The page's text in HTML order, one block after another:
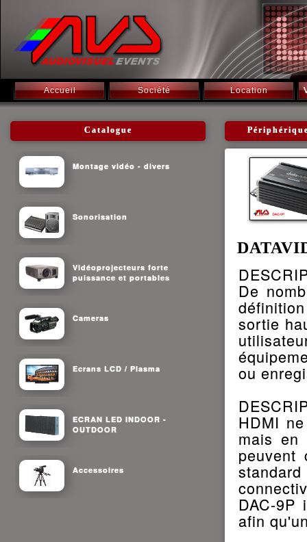
Accueil Société Location
Catalogue
Montage vidéo - divers
Sonorisation
Vidéoprojecteurs forte
puissance et portables
Cameras
Ecrans LCD / Plasma
ECRAN LED INDOOR -
OUTDOOR
Accessoires
De
sortie
ou
HDMI
mais en
peuvent
DAC-
afin